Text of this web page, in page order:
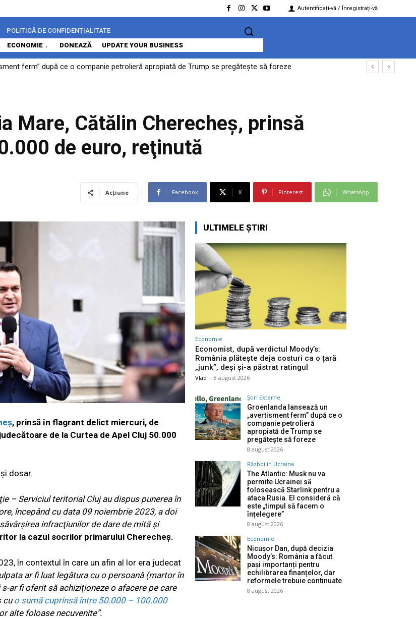
Autentificați-vă / Înregistrați-vă
POLITICĂ DE CONFIDENȚIALITATE
ECONOMIE DONEAZĂ UPDATE YOUR BUSINESS
ferm” după ce o companie petrolieră apropiată de Trump se pregătește să foreze
Mare, Cătălin Cherecheş, prinsă
de euro, reţinută
Acțiune Facebook X Pinterest WhatsApp
, prinsă în flagrant delict miercuri, de
de la Curtea de Apel Cluj 50.000
dosar.
– Serviciul teritorial Cluj au dispus punerea în
începând cu data 09 noiembrie 2023, a doi
infracţiunilor de dare de mită şi
la cazul socrilor primarului Cherecheş.
în contextul în care un afin al lor era judecat
ar fi luat legătura cu o persoană (martor în
ar fi oferit să achiziţioneze o afacere pe care
cuo sumă cuprinsă între 50.000 – 100.000
alte foloase necuvenite”.
ULTIMELE ȘTIRI
Economie
Economist, după verdictul Moody’s:
România plătește deja costuri ca o țară
„junk”, deși și-a păstrat ratingul
Vlad - 8 august 2026
Știri Externe
Groenlanda lansează un
„avertisment ferm” după ce o
companie petrolieră
apropiată de Trump se
pregătește să foreze
8 august 2026
Război în Ucraina
The Atlantic: Musk nu va
permite Ucrainei să
folosească Starlink pentru a
ataca Rusia. El consideră că
este „timpul să facem o
înțelegere”
8 august 2026
Economie
Nicușor Dan, după decizia
Moody’s: România a făcut
pași importanți pentru
echilibrarea finanțelor, dar
reformele trebuie continuate
8 august 2026